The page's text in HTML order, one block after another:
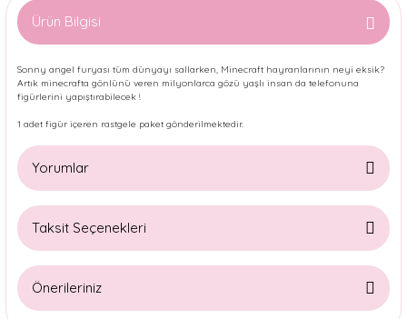
Ürün Bilgisi
Sonny angel furyası tüm dünyayı sallarken, Minecraft hayranlarının neyi eksik?
Artık minecrafta gönlünü veren milyonlarca gözü yaşlı insan da telefonuna
figürlerini yapıştırabilecek !
1 adet figür içeren rastgele paket gönderilmektedir.
Yorumlar
Taksit Seçenekleri
Önerileriniz